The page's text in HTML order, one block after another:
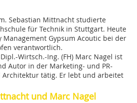
Sebastian Mittnacht studierte
für Technik in Stuttgart. Heute
Management Gypsum Acoutic bei der
verantwortlich.
Wirtsch.-Ing. (FH) Marc Nagel ist
Autor in der Marketing- und PR-
Architektur tätig. Er lebt und arbeitet
und Marc Nagel